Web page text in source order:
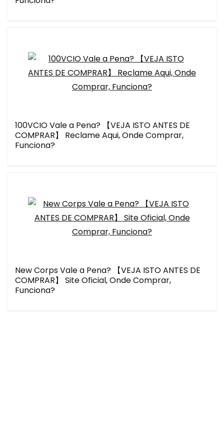
100VCIO Vale a Pena? 【VEJA ISTO ANTES DE
COMPRAR】 Reclame Aqui, Onde Comprar,
Funciona?
New Corps Vale a Pena? 【VEJA ISTO ANTES DE
COMPRAR】 Site Oficial, Onde Comprar,
Funciona?